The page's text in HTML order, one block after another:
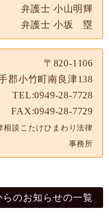
弁護士 小山明輝
弁護士 小坂 塁
〒820-1106
小竹町南良津138
28-7728
28-7729
相談こたけひまわり法律
事務所
のお知らせの一覧